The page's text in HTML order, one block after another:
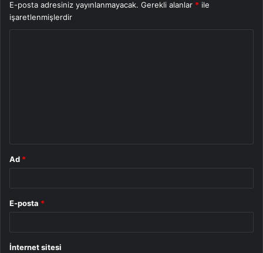
E-posta adresiniz yayınlanmayacak. Gerekli alanlar * ile
işaretlenmişlerdir
Ad *
E-posta *
İnternet sitesi